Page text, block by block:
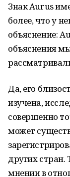
Знак Aurus
более, что у
объяснение:
объяснения
Да, его
изучена,
совершенно
может
других
мнении в